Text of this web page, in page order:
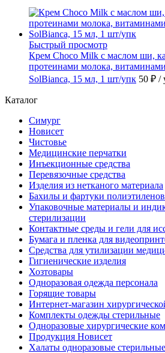
Быстрый просмотр
Крем Choco Milk с маслом ши,
протеинами молока,
SolBianca, 15 мл, 1 шт/упк 50 ₽ /
Каталог
Симург
Новисет
Чистовье
Медицинские перчатки
Инъекционные средства
Перевязочные средства
Изделия из нетканого материала
Бахилы и фартуки
Упаковочные материалы и
стерилизации
Контактные среды и гели для
Бумага и пленка для
Средства для утилизации
Гигиенические изделия
Хозтовары
Одноразовая одежда персонала
Горящие товары
Интернет-магазин
Комплекты одежды стерильные
Одноразовые хирургические
Продукция Новисет
Халаты одноразовые стерильные